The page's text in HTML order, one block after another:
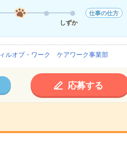
しずか
仕事の仕方
ルオブ・ワーク ケアワーク事業部
応募する